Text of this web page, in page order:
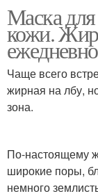
Маска
кожи.
Чаще всего
жирная на лбу,
зона.
По-настоящему
широкие поры,
немного